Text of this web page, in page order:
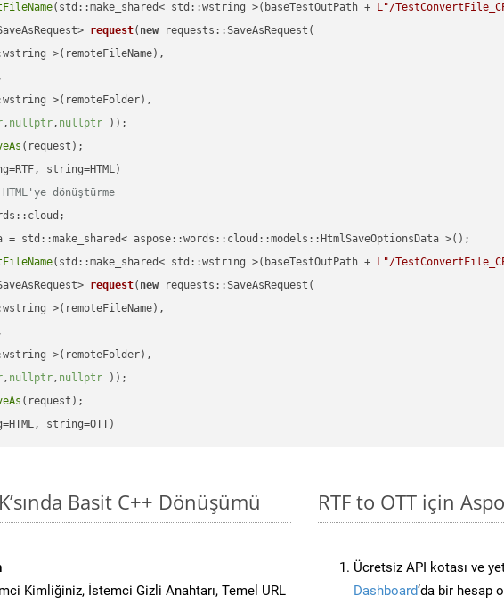
(std::make_shared< std::wstring >(baseTestOutPath + L"/
request( new requests::SaveAsRequest(
>(remoteFileName),
>(remoteFolder),
, nullptr, nullptr ))
(request);
dönüştürme
= std::make_shared< aspose::words::cloud::models::HtmlSaveOptionsData >();
(std::make_shared< std::wstring >(baseTestOutPath + L"/
request( new requests::SaveAsRequest(
>(remoteFileName),
>(remoteFolder),
, nullptr, nullptr ))
(request);
string=OTT)
Basit C++ Dönüşümü
Kimliğiniz, İstemci Gizli Anahtarı, Temel URL
RTF to OTT için
Ücretsiz API kotası ve
Dashboard‘da bir hesap